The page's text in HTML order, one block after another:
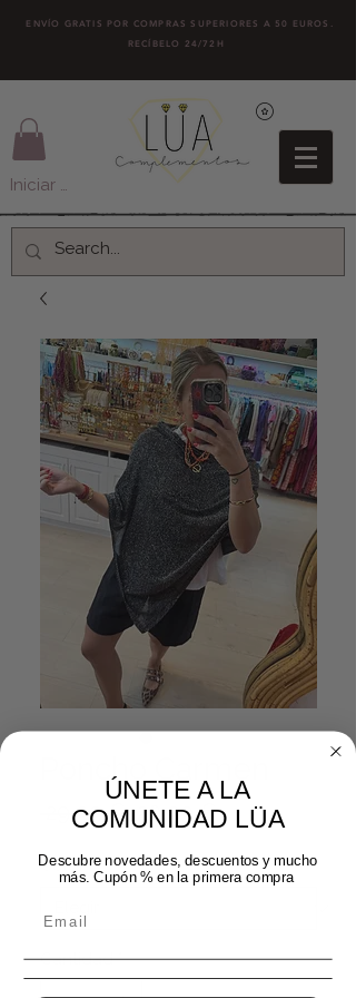
ENVÍO GRATIS POR COMPRAS SUPERIORES A 50 EUROS.
RECÍBELO 24/72H
Iniciar sesión
Poncho Carmen
29,99 € Precio
20,99 €Precio de
Color *
Cantidad *
ÚNETE A LA
COMUNIDAD LÜA
Descubre novedades, descuentos y mucho
más. Cupón % en la primera compra